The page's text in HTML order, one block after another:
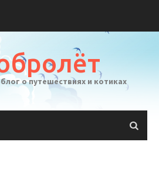
о путешествиях и котиках